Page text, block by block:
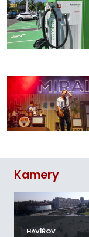
Kamery
HAVÍŘOV